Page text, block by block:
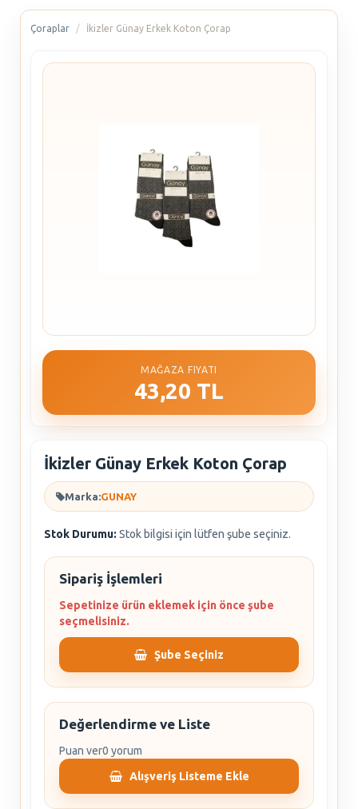
Çoraplar İkizler Günay Erkek Koton Çorap
MAĞAZA FIYATI
43,20 TL
İkizler Günay Erkek Koton Çorap
Marka:GUNAY
Stok Durumu: Stok bilgisi için lütfen şube seçiniz.
Sipariş İşlemleri
Sepetinize ürün eklemek için önce şube
seçmelisiniz.
Şube Seçiniz
Değerlendirme ve Liste
Puan ver0 yorum
Alışveriş Listeme Ekle